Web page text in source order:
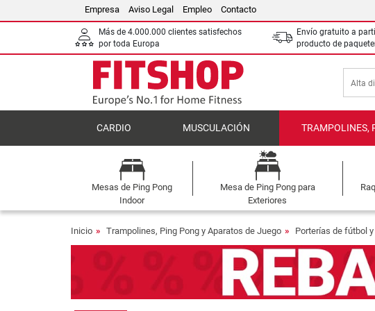
Empresa Aviso Legal Empleo Contacto
Más de 4.000.000 clientes satisfechos
por toda Europa
Envío gratuito a
producto de
CARDIO MUSCULACIÓN TRAMPOLINES,
Mesas de Ping Pong
Indoor
Mesa de Ping Pong para
Exteriores
Inicio Trampolines, Ping Pong y Aparatos de Juego Porterías de fútbol